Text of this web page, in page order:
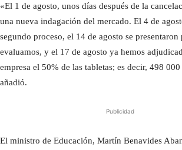
«El 1 de agosto, unos días después de la
una nueva indagación del mercado. El 4 de
segundo proceso, el 14 de agosto se presentaron
evaluamos, y el 17 de agosto ya hemos
empresa el 50% de las tabletas; es decir, 498
añadió.
Publicidad
El ministro de Educación, Martín Benavides